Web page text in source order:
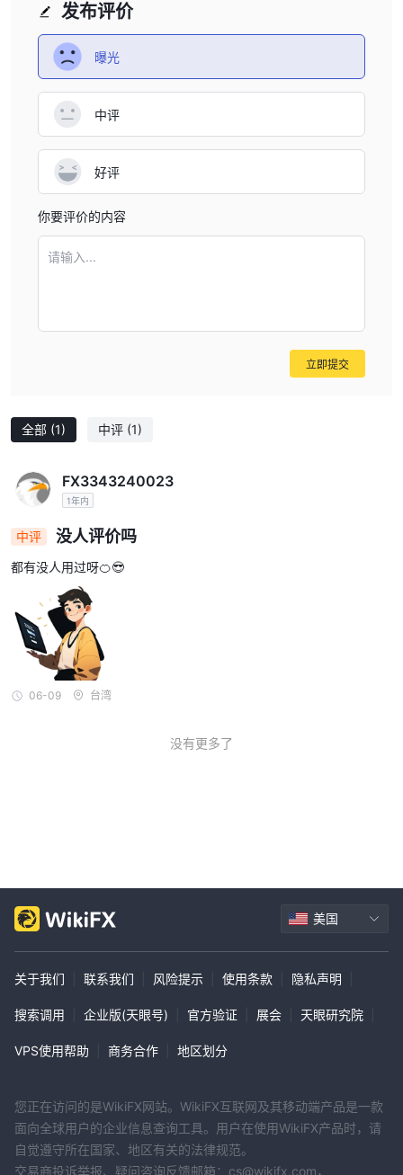
全部 (1) 中评 (1)
FX3343240023
1年内
中评 没人评价吗
都有没人用过呀🍊😎
06-09 台湾
没有更多了
发布评价
曝光
中评
好评
你要评价的内容
请输入...
立即提交
美国
关于我们 联系我们 风险提示 使用条款 隐私声明
搜索调用 企业版(天眼号) 官方验证 展会 天眼研究院
VPS使用帮助 商务合作 地区划分
您正在访问的是WikiFX网站。WikiFX互联网及其移动端产品是一款
面向全球用户的企业信息查询工具。用户在使用WikiFX产品时，请
自觉遵守所在国家、地区有关的法律规范。
交易商投诉举报、疑问咨询反馈邮箱：cs@wikifx.com，